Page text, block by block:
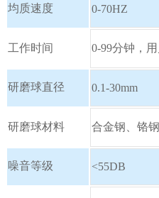
均质速度 0-70HZ
工作时间 0-99分钟，
研磨球直径 0.1-30mm
研磨球材料 合金钢、铬
噪音等级 <55DB